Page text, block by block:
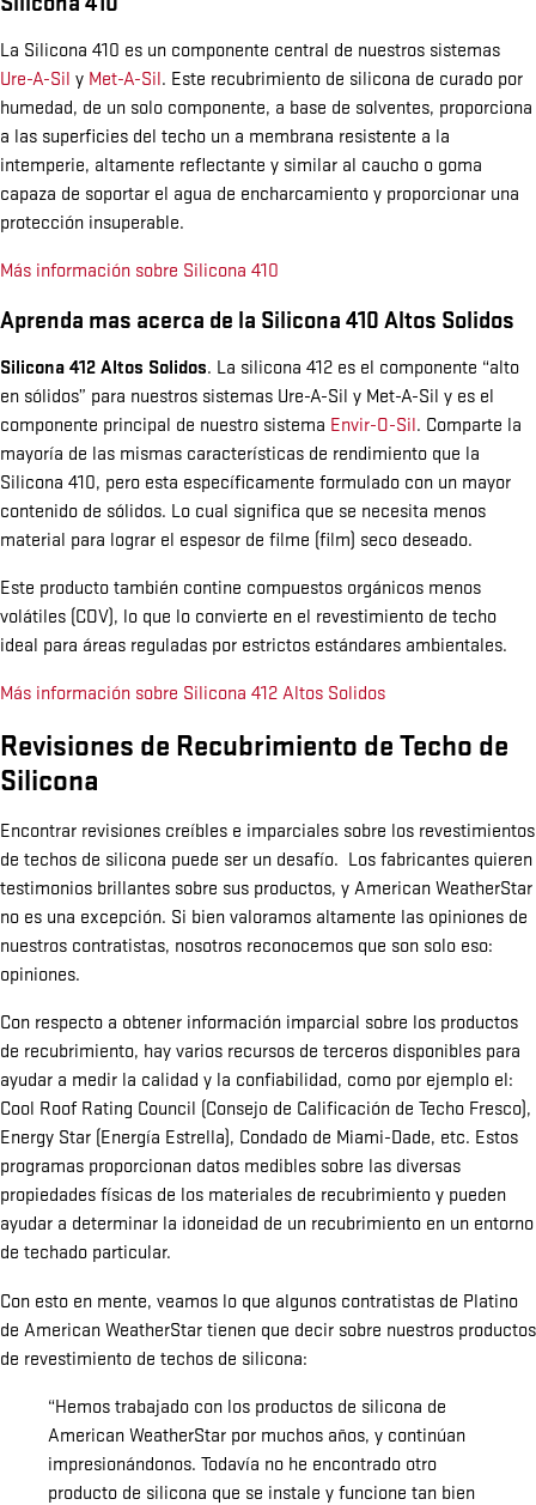
La Silicona 410 es un componente central de nuestros sistemas
Ure-A-Sil y Met-A-Sil. Este recubrimiento de silicona de curado por
humedad, de un solo componente, a base de solventes, proporciona
a las superficies del techo un a membrana resistente a la
intemperie, altamente reflectante y similar al caucho o goma
capaza de soportar el agua de encharcamiento y proporcionar una
protección insuperable.
Más información sobre Silicona 410
Aprenda mas acerca de la Silicona 410 Altos Solidos
Silicona 412 Altos Solidos. La silicona 412 es el componente “alto
en sólidos” para nuestros sistemas Ure-A-Sil y Met-A-Sil y es el
componente principal de nuestro sistema Envir-O-Sil. Comparte la
mayoría de las mismas características de rendimiento que la
Silicona 410, pero esta específicamente formulado con un mayor
contenido de sólidos. Lo cual significa que se necesita menos
material para lograr el espesor de filme (film) seco deseado.
Este producto también contine compuestos orgánicos menos
volátiles (COV), lo que lo convierte en el revestimiento de techo
ideal para áreas reguladas por estrictos estándares ambientales.
Más información sobre Silicona 412 Altos Solidos
Revisiones de Recubrimiento de Techo de
Silicona
Encontrar revisiones creíbles e imparciales sobre los revestimientos
de techos de silicona puede ser un desafío. Los fabricantes quieren
testimonios brillantes sobre sus productos, y American WeatherStar
no es una excepción. Si bien valoramos altamente las opiniones de
nuestros contratistas, nosotros reconocemos que son solo eso:
opiniones.
Con respecto a obtener información imparcial sobre los productos
de recubrimiento, hay varios recursos de terceros disponibles para
ayudar a medir la calidad y la confiabilidad, como por ejemplo el:
Cool Roof Rating Council (Consejo de Calificación de Techo Fresco),
Energy Star (Energía Estrella), Condado de Miami-Dade, etc. Estos
programas proporcionan datos medibles sobre las diversas
propiedades físicas de los materiales de recubrimiento y pueden
ayudar a determinar la idoneidad de un recubrimiento en un entorno
de techado particular.
Con esto en mente, veamos lo que algunos contratistas de Platino
de American WeatherStar tienen que decir sobre nuestros productos
de revestimiento de techos de silicona:
“Hemos trabajado con los productos de silicona de
American WeatherStar por muchos años, y continúan
impresionándonos. Todavía no he encontrado otro
producto de silicona que se instale y funcione tan bien